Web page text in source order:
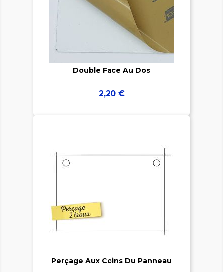

Double Face Au Dos
Prix
2,20 €
Perçage Aux Coins Du Panneau